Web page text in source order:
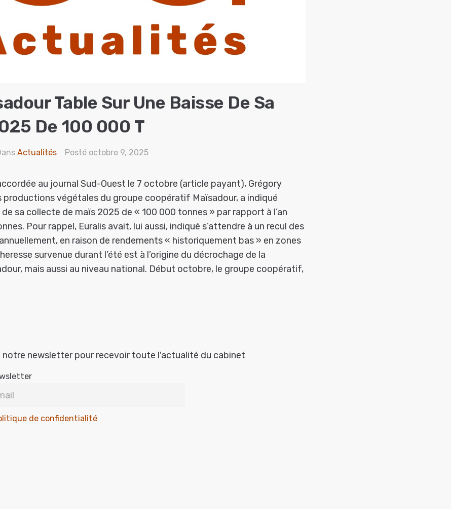
Table Sur Une Baisse De Sa
De 100 000 T
Actualités Posté octobre 9, 2025
au journal Sud-Ouest le 7 octobre (article payant), Grégory
productions végétales du groupe coopératif Maïsadour, a indiqué
de sa collecte de maïs 2025 de « 100 000 tonnes » par rapport à l’an
Pour rappel, Euralis avait, lui aussi, indiqué s’attendre à un recul des
en raison de rendements « historiquement bas » en zones
survenue durant l’été est à l’origine du décrochage de la
mais aussi au niveau national. Début octobre, le groupe coopératif,
notre newsletter pour recevoir toute l'actualité du cabinet
de confidentialité